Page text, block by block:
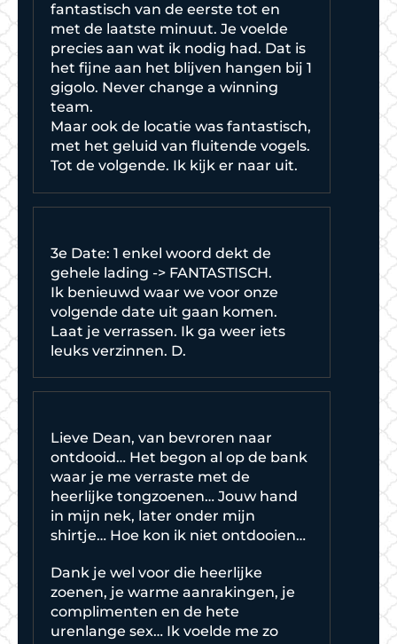
fantastisch van de eerste tot en
met de laatste minuut. Je voelde
precies aan wat ik nodig had. Dat is
het fijne aan het blijven hangen bij 1
gigolo. Never change a winning
team.
Maar ook de locatie was fantastisch,
met het geluid van fluitende vogels.
Tot de volgende. Ik kijk er naar uit.
3e Date: 1 enkel woord dekt de
gehele lading -> FANTASTISCH.
Ik benieuwd waar we voor onze
volgende date uit gaan komen.
Laat je verrassen. Ik ga weer iets
leuks verzinnen. D.
Lieve Dean, van bevroren naar
ontdooid… Het begon al op de bank
waar je me verraste met de
heerlijke tongzoenen… Jouw hand
in mijn nek, later onder mijn
shirtje… Hoe kon ik niet ontdooien…
Dank je wel voor die heerlijke
zoenen, je warme aanrakingen, je
complimenten en de hete
urenlange sex… Ik voelde me zo